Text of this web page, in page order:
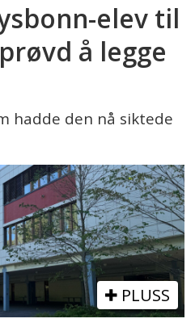
elev til
å legge
hadde den nå siktede
PLUSS